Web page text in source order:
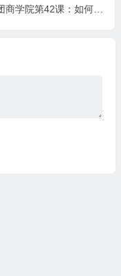
大神团商学院第42课：如何打造一个招代理的微商导师形象